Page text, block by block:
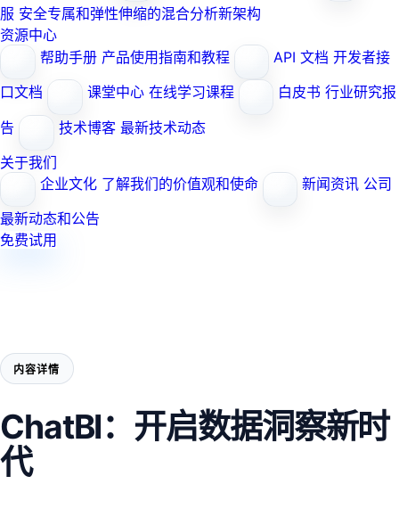
服 安全专属和弹性伸缩的混合分析新架构
资源中心
帮助手册 产品使用指南和教程 API 文档 开发者接
口文档
课堂中心 在线学习课程 白皮书 行业研究报
告
技术博客 最新技术动态
关于我们
企业文化 了解我们的价值观和使命 新闻资讯 公司
最新动态和公告
免费试用
内容详情
ChatBI：开启数据洞察新时
代